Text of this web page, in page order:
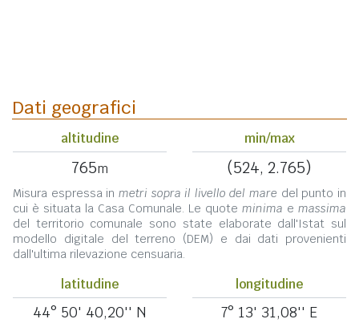
Dati geografici
altitudine
765m
min/max
(524, 2.765)
Misura espressa in metri sopra il livello del mare del punto in
cui è situata la Casa Comunale. Le quote minima e massima
del territorio comunale sono state elaborate dall'Istat sul
modello digitale del terreno (DEM) e dai dati provenienti
dall'ultima rilevazione censuaria.
latitudine
44° 50' 40,20'' N
longitudine
7° 13' 31,08'' E